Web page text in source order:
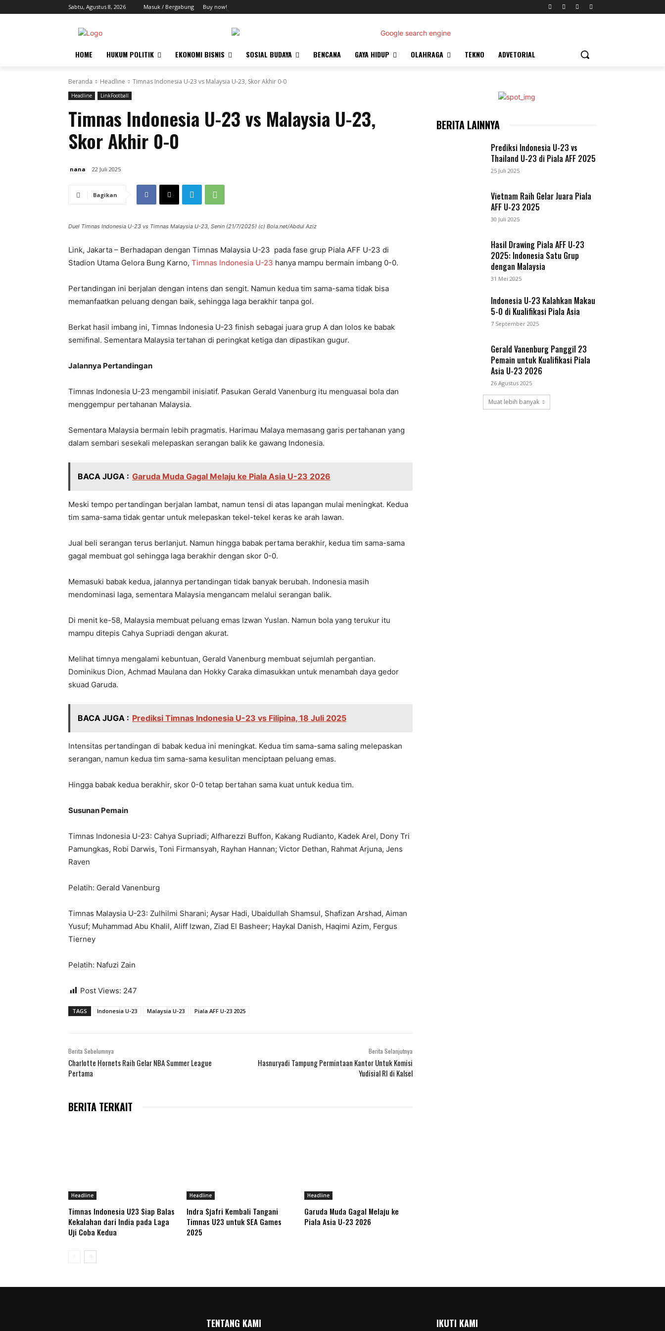
Sabtu, Agustus 8, 2026 Masuk / Bergabung Buy now!
HOME HUKUM POLITIK EKONOMI BISNIS SOSIAL BUDAYA BENCANA GAYA HIDUP OLAHRAGA TEKNO ADVETORIAL
Beranda Headline Timnas Indonesia U-23 vs Malaysia U-23, Skor Akhir 0-0
Headline LinkFootball
Timnas Indonesia U-23 vs Malaysia U-23,
Skor Akhir 0-0
nana 22 Juli 2025
Bagikan
Duel Timnas Indonesia U-23 vs Timnas Malaysia U-23, Senin (21/7/2025) (c) Bola.net/Abdul Aziz
Link, Jakarta – Berhadapan dengan Timnas Malaysia U-23 pada fase grup Piala AFF U-23 di
Stadion Utama Gelora Bung Karno, Timnas Indonesia U-23 hanya mampu bermain imbang 0-0.
Pertandingan ini berjalan dengan intens dan sengit. Namun kedua tim sama-sama tidak bisa
memanfaatkan peluang dengan baik, sehingga laga berakhir tanpa gol.
Berkat hasil imbang ini, Timnas Indonesia U-23 finish sebagai juara grup A dan lolos ke babak
semifinal. Sementara Malaysia tertahan di peringkat ketiga dan dipastikan gugur.
Jalannya Pertandingan
Timnas Indonesia U-23 mengambil inisiatif. Pasukan Gerald Vanenburg itu menguasai bola dan
menggempur pertahanan Malaysia.
Sementara Malaysia bermain lebih pragmatis. Harimau Malaya memasang garis pertahanan yang
dalam sembari sesekali melepaskan serangan balik ke gawang Indonesia.
BACA JUGA : Garuda Muda Gagal Melaju ke Piala Asia U-23 2026
Meski tempo pertandingan berjalan lambat, namun tensi di atas lapangan mulai meningkat. Kedua
tim sama-sama tidak gentar untuk melepaskan tekel-tekel keras ke arah lawan.
Jual beli serangan terus berlanjut. Namun hingga babak pertama berakhir, kedua tim sama-sama
gagal membuat gol sehingga laga berakhir dengan skor 0-0.
Memasuki babak kedua, jalannya pertandingan tidak banyak berubah. Indonesia masih
mendominasi laga, sementara Malaysia mengancam melalui serangan balik.
Di menit ke-58, Malaysia membuat peluang emas Izwan Yuslan. Namun bola yang terukur itu
mampu ditepis Cahya Supriadi dengan akurat.
Melihat timnya mengalami kebuntuan, Gerald Vanenburg membuat sejumlah pergantian.
Dominikus Dion, Achmad Maulana dan Hokky Caraka dimasukkan untuk menambah daya gedor
skuad Garuda.
BACA JUGA : Prediksi Timnas Indonesia U-23 vs Filipina, 18 Juli 2025
Intensitas pertandingan di babak kedua ini meningkat. Kedua tim sama-sama saling melepaskan
serangan, namun kedua tim sama-sama kesulitan menciptaan peluang emas.
Hingga babak kedua berakhir, skor 0-0 tetap bertahan sama kuat untuk kedua tim.
Susunan Pemain
Timnas Indonesia U-23: Cahya Supriadi; Alfharezzi Buffon, Kakang Rudianto, Kadek Arel, Dony Tri
Pamungkas, Robi Darwis, Toni Firmansyah, Rayhan Hannan; Victor Dethan, Rahmat Arjuna, Jens
Raven
Pelatih: Gerald Vanenburg
Timnas Malaysia U-23: Zulhilmi Sharani; Aysar Hadi, Ubaidullah Shamsul, Shafizan Arshad, Aiman
Yusuf; Muhammad Abu Khalil, Aliff Izwan, Ziad El Basheer; Haykal Danish, Haqimi Azim, Fergus
Tierney
Pelatih: Nafuzi Zain
Post Views: 247
TAGS Indonesia U-23 Malaysia U-23 Piala AFF U-23 2025
Berita Sebelumnya
Charlotte Hornets Raih Gelar NBA Summer League
Pertama
Berita Selanjutnya
Hasnuryadi Tampung Permintaan Kantor Untuk Komisi
Yudisial RI di Kalsel
BERITA TERKAIT
Headline
Timnas Indonesia U23 Siap Balas
Kekalahan dari India pada Laga
Uji Coba Kedua
Headline
Indra Sjafri Kembali Tangani
Timnas U23 untuk SEA Games
2025
Headline
Garuda Muda Gagal Melaju ke
Piala Asia U-23 2026
BERITA LAINNYA
Prediksi Indonesia U-23 vs
Thailand U-23 di Piala AFF 2025
25 Juli 2025
Vietnam Raih Gelar Juara Piala
AFF U-23 2025
30 Juli 2025
Hasil Drawing Piala AFF U-23
2025: Indonesia Satu Grup
dengan Malaysia
31 Mei 2025
Indonesia U-23 Kalahkan Makau
5-0 di Kualifikasi Piala Asia
7 September 2025
Gerald Vanenburg Panggil 23
Pemain untuk Kualifikasi Piala
Asia U-23 2026
26 Agustus 2025
Muat lebih banyak
TENTANG KAMI IKUTI KAMI